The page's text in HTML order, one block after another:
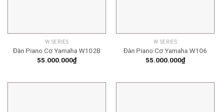
W SERIES
Đàn Piano Cơ Yamaha W102B
55.000.000₫
W SERIES
Đàn Piano Cơ Yamaha W106
55.000.000₫